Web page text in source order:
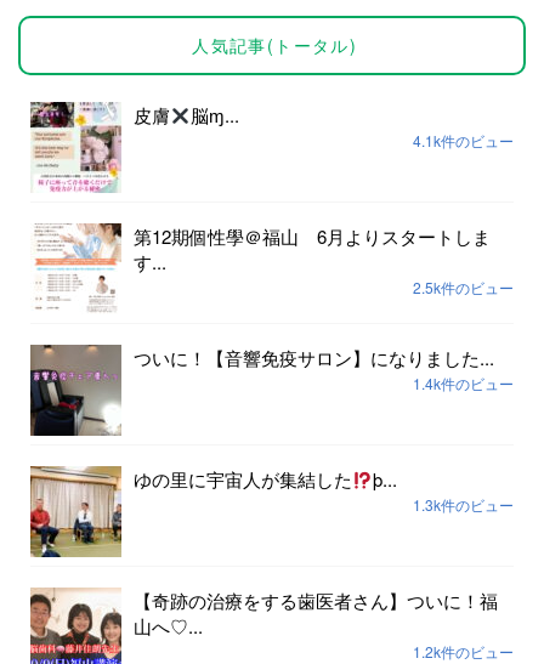
人気記事(トータル)
皮膚 脳ɱ...
4.1k件のビュー
第12期個性學＠福山 6月よりスタートしま
す...
2.5k件のビュー
ついに！【音響免疫サロン】になりました...
1.4k件のビュー
ゆの里に宇宙人が集結した þ...
1.3k件のビュー
【奇跡の治療をする歯医者さん】ついに！福
山へ♡...
1.2k件のビュー